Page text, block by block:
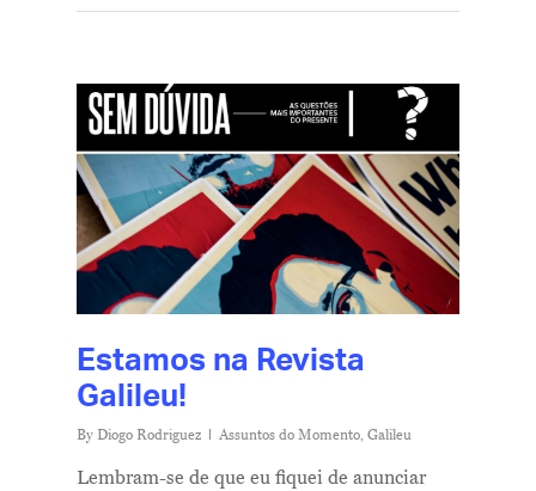
Estamos na Revista
Galileu!
By Diogo Rodriguez Assuntos do Momento Galileu
Lembram-se de que eu fiquei de anunciar